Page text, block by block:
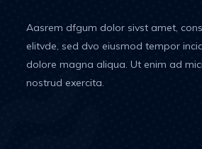
Aasrem dfgum dolor sivst amet,
elitvde, sed dvo eiusmod tempor
dolore magna aliqua. Ut enim ad
nostrud exercita.